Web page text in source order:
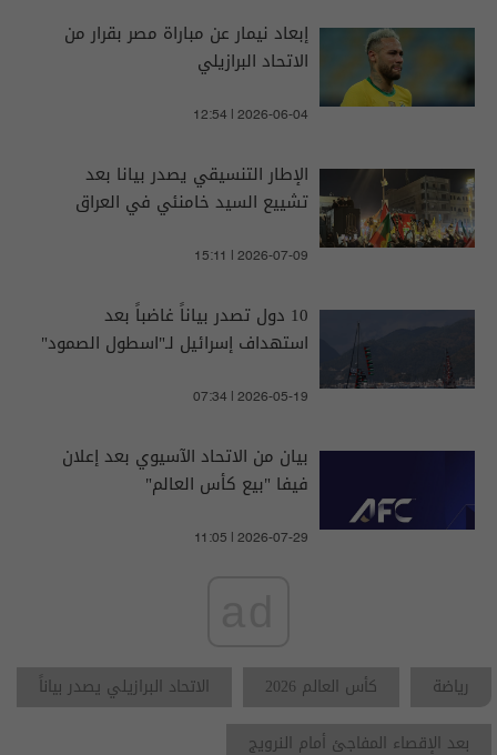
إبعاد نيمار عن مباراة مصر بقرار من
الاتحاد البرازيلي
12:54 | 2026-06-04
الإطار التنسيقي يصدر بيانا بعد
تشييع السيد خامنئي في العراق
15:11 | 2026-07-09
10 دول تصدر بياناً غاضباً بعد
استهداف إسرائيل لـ"اسطول الصمود"
07:34 | 2026-05-19
بيان من الاتحاد الآسيوي بعد إعلان
فيفا "بيع كأس العالم"
11:05 | 2026-07-29
رياضة كأس العالم 2026
الاتحاد البرازيلي يصدر بياناً
بعد الإقصاء المفاجئ أمام النرويج